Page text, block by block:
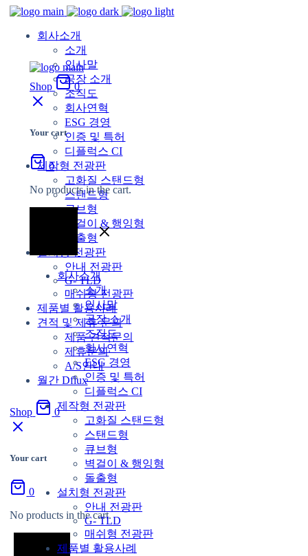
회사소개
소개
인사말
공장 소개
조직도
회사연혁
ESG 경영
인증 및 특허
디플럭스 CI
제작형 전광판
고화질 스탠드형
스탠드형
큐브형
벽걸이 & 행잉형
돌출형
설치형 전광판
안내 전광판
G- TLD
매쉬형 전광판
제품별 활용사례
견적 및 제휴 문의
제품 견적문의
제휴문의
A/S안내
월간 Dflux
Shop 0
Your cart
0
No products in the cart.
Shop 0
Your cart
0
No products in the cart.
회사소개
소개
인사말
공장 소개
조직도
회사연혁
ESG 경영
인증 및 특허
디플럭스 CI
제작형 전광판
고화질 스탠드형
스탠드형
큐브형
벽걸이 & 행잉형
돌출형
설치형 전광판
안내 전광판
G- TLD
매쉬형 전광판
제품별 활용사례